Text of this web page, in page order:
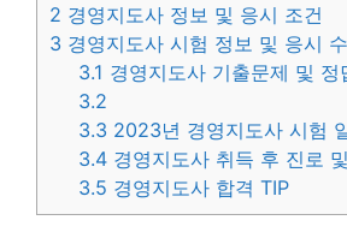
2 경영지도사 정보 및 응시 조건
3 경영지도사 시험 정보 및 응시
3.1 경영지도사 기출문제 및 정
3.2
3.3 2023년 경영지도사 시험
3.4 경영지도사 취득 후 진로
3.5 경영지도사 합격 TIP